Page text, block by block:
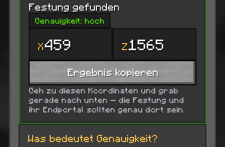
Festung gefunden
Genauigkeit: hoch
X459 Z1565
Ergebnis kopieren
Geh zu diesen Koordinaten und grab
gerade nach unten — die Festung und
ihr Endportal sollten genau dort sein.
Was bedeutet Genauigkeit?